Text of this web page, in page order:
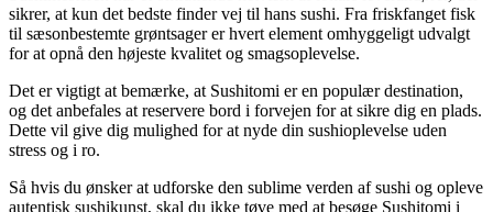
sikrer, at kun det bedste finder vej til hans sushi. Fra friskfanget fisk
til sæsonbestemte grøntsager er hvert element omhyggeligt udvalgt
for at opnå den højeste kvalitet og smagsoplevelse.
Det er vigtigt at bemærke, at Sushitomi er en populær destination,
og det anbefales at reservere bord i forvejen for at sikre dig en plads.
Dette vil give dig mulighed for at nyde din sushioplevelse uden
stress og i ro.
Så hvis du ønsker at udforske den sublime verden af ​​sushi og opleve
autentisk sushikunst, skal du ikke tøve med at besøge Sushitomi i